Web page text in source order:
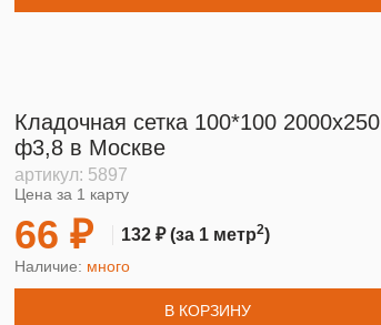
Кладочная сетка 100*100 2000х250
ф3,8 в Москве
артикул: 5897
Цена за 1 карту
66 ₽ 132 ₽(за 1 метр2)
Наличие: много
В КОРЗИНУ